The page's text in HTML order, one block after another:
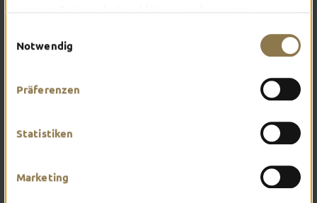
Notwendig
Präferenzen
Statistiken
Marketing